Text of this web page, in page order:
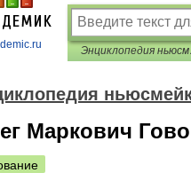
Маркович